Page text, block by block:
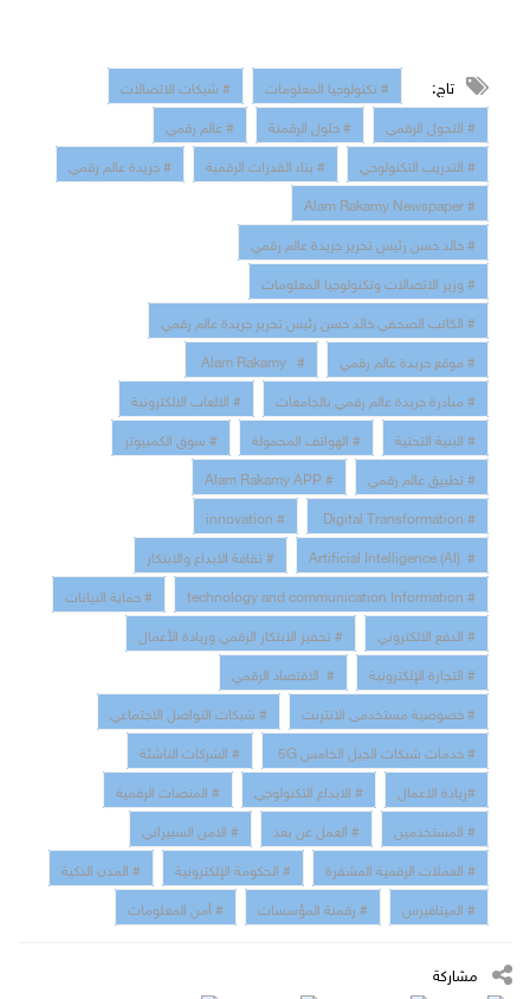
تاج: # تكنولوجيا المعلومات
# شبكات الاتصالات
# التحول الرقمي
# حلول الرقمنة
# عالم رقمي
# التدريب التكنولوجي
# بناء القدرات الرقمية
# جريدة عالم رقمي
# Alam Rakamy Newspaper
# خالد حسن رئيس تحرير جريدة عالم رقمي
# وزير الاتصالات وتكنولوجيا المعلومات
# الكاتب الصحفي خالد حسن رئيس تحرير جريدة عالم رقمي
# موقع جريدة عالم رقمي
# Alam Rakamy
# مبادرة جريدة عالم رقمي بالجامعات
# الالعاب الالكترونية
# البنية التحتية
# الهواتف المحمولة
# سوق الكمبيوتر
# تطبيق عالم رقمي
# Alam Rakamy APP
# Digital Transformation
# innovation
# Artificial Intelligence (AI)
# ثقافة الابداع والابتكار
# technology and communication Information
# حماية البيانات
# الدفع الالكتروني
# تحفيز الابتكار الرقمي وريادة الأعمال
# التجارة الإلكترونية
# الاقتصاد الرقمي
# خصوصية مستخدمى الانترنت
# شبكات التواصل الاجتماعي
# خدمات شبكات الجيل الخامس 5G
# الشركات الناشئة
#ريادة الاعمال
# الابداع التكنولوجي
# المنصات الرقمية
# المستخدمين
# العمل عن بعد
# الامن السبيراني
# العملات الرقمية المشفرة
# الحكومة الإلكترونية
# المدن الذكية
# الميتافيرس
# رقمنة المؤسسات # أمن المعلومات
مشاركة